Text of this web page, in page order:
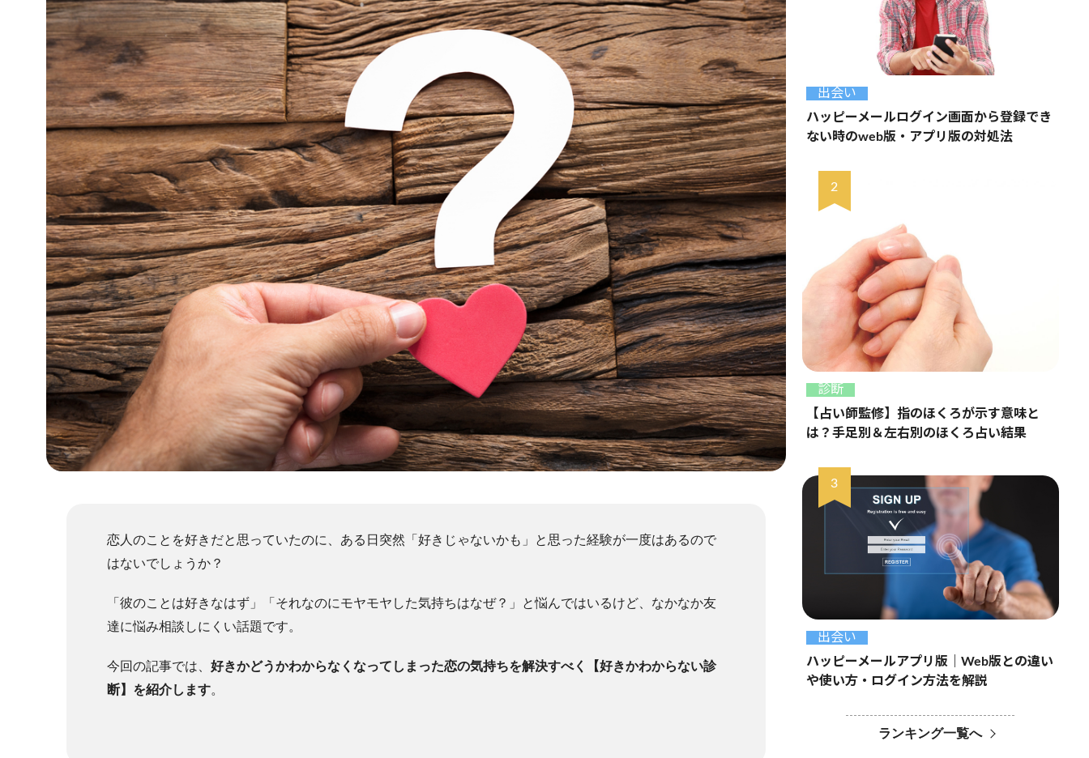
恋人のことを好きだと思っていたのに、ある日突然「好きじゃないかも」と思った経験が一度はあるので
はないでしょうか？
「彼のことは好きなはず」「それなのにモヤモヤした気持ちはなぜ？」と悩んではいるけど、なかなか友
達に悩み相談しにくい話題です。
今回の記事では、 好きかどうかわからなくなってしまった恋の気持ちを解決すべく【好きかわからない診
断】を紹介します。
出会い
ハッピーメールログイン画面から登録でき
ない時のweb版・アプリ版の対処法
診断
【占い師監修】指のほくろが示す意味と
は？手足別＆左右別のほくろ占い結果
出会い
ハッピーメールアプリ版｜Web版との違い
や使い方・ログイン方法を解説
ランキング一覧へ